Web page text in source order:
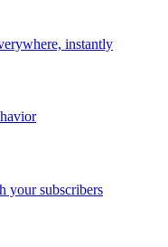
instantly
your subscribers